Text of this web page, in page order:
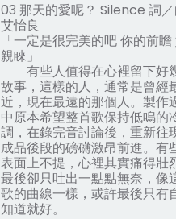
03 那天的愛呢？ Silence 詞／
艾怡良
「一定是很完美的吧 你的前瞻
親睞」
有些人值得在心裡留下好
故事，這樣的人，通常是曾經
近，現在最遠的那個人。製作
中原本希望整首歌保持低鳴的
調，在錄完音討論後，重新往
成品後段的磅礴激昂前進。有
表面上不提，心裡其實痛得壯
最後卻只吐出一點點無奈，像
歌的曲線一樣，或許最後只有
知道就好。